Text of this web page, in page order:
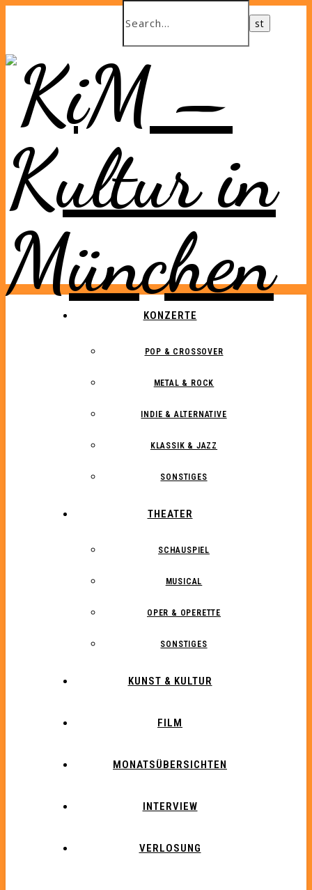
KONZERTE
POP & CROSSOVER
METAL & ROCK
INDIE & ALTERNATIVE
KLASSIK & JAZZ
SONSTIGES
THEATER
SCHAUSPIEL
MUSICAL
OPER & OPERETTE
SONSTIGES
KUNST & KULTUR
FILM
MONATSÜBERSICHTEN
INTERVIEW
VERLOSUNG